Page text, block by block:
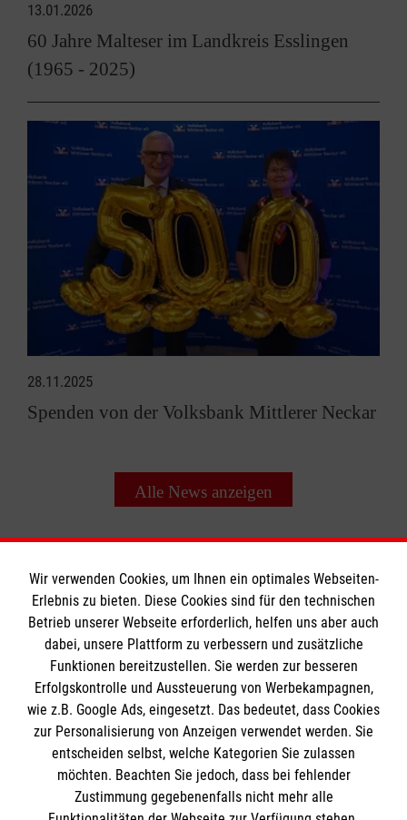
13.01.2026
60 Jahre Malteser im Landkreis Esslingen
(1965 - 2025)
28.11.2025
Spenden von der Volksbank Mittlerer Neckar
Alle News anzeigen
Informationen
Impressum
Datenschutz
Barrierefreiheit
Kontakt
Die Malteser
Malteser in Deutschland
Wir verwenden Cookies, um Ihnen ein optimales Webseiten-
Erlebnis zu bieten. Diese Cookies sind für den technischen
Betrieb unserer Webseite erforderlich, helfen uns aber auch
dabei, unsere Plattform zu verbessern und zusätzliche
Funktionen bereitzustellen. Sie werden zur besseren
Erfolgskontrolle und Aussteuerung von Werbekampagnen,
wie z.B. Google Ads, eingesetzt. Das bedeutet, dass Cookies
zur Personalisierung von Anzeigen verwendet werden. Sie
entscheiden selbst, welche Kategorien Sie zulassen
möchten. Beachten Sie jedoch, dass bei fehlender
Zustimmung gegebenenfalls nicht mehr alle